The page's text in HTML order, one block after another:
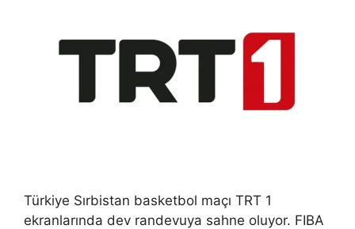
Türkiye Sırbistan basketbol maçı TRT 1
ekranlarında dev randevuya sahne oluyor. FIBA